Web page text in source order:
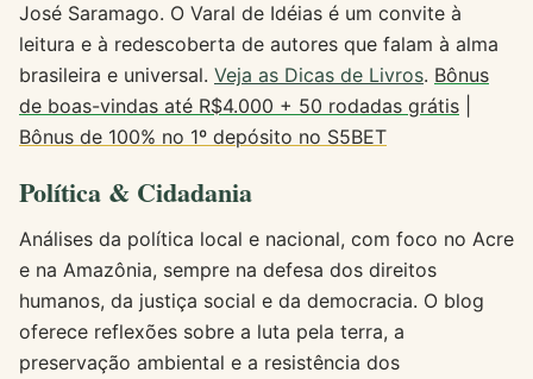
José Saramago. O Varal de Idéias é um convite à
leitura e à redescoberta de autores que falam à alma
brasileira e universal. Veja as Dicas de Livros. Bônus
de boas-vindas até R$4.000 + 50 rodadas grátis
Bônus de 100% no 1º depósito no S5BET
Política & Cidadania
Análises da política local e nacional, com foco no Acre
e na Amazônia, sempre na defesa dos direitos
humanos, da justiça social e da democracia. O blog
oferece reflexões sobre a luta pela terra, a
preservação ambiental e a resistência dos